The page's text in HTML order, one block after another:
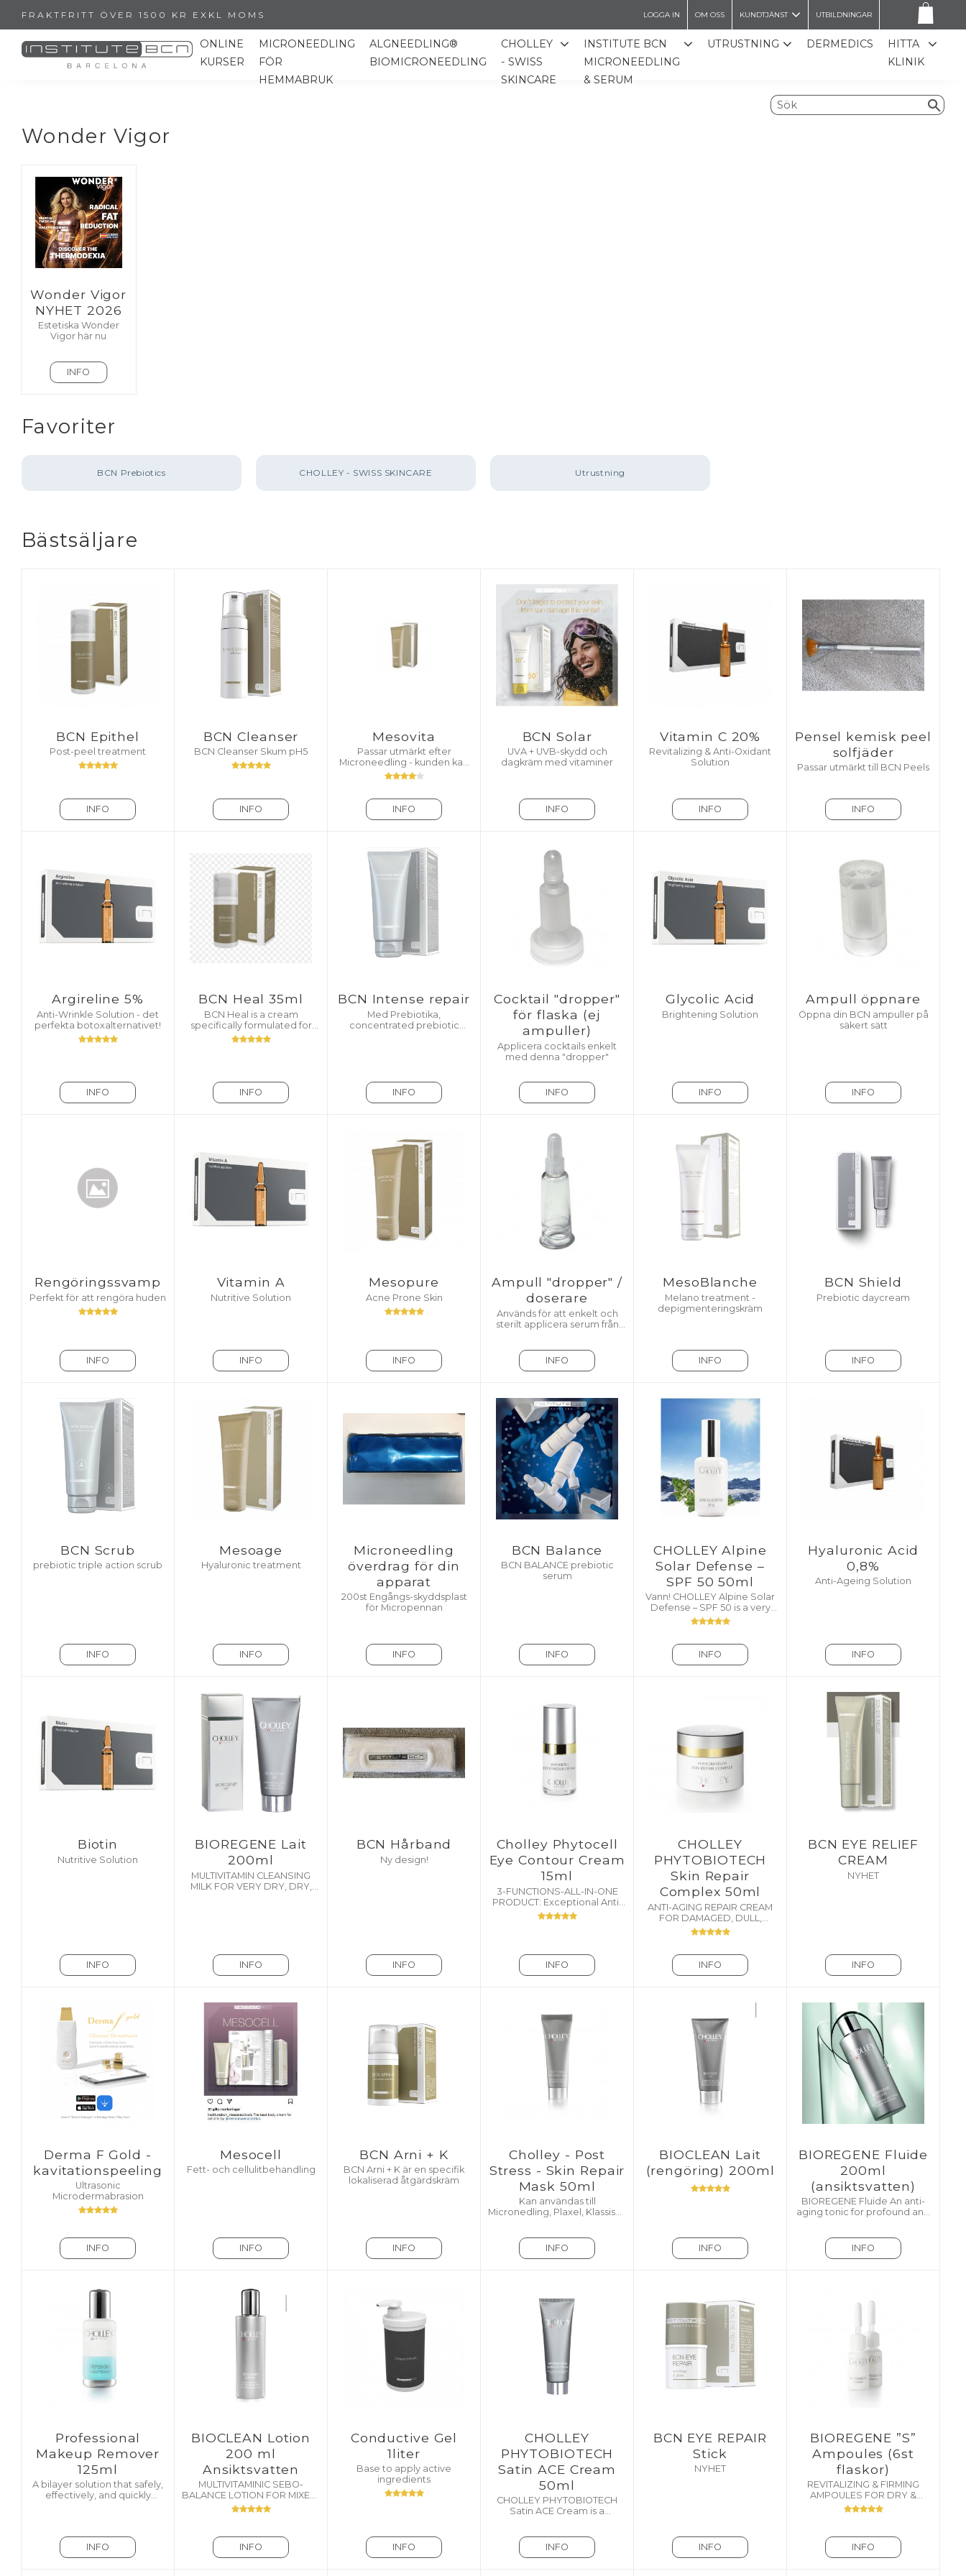
FRAKTFRITT ÖVER 1500 KR EXKL MOMS LOGGA IN OM OSS KUNDTJÄNST UTBILDNINGAR
ONLINE
KURSER
MICRONEEDLING
FÖR
HEMMABRUK
ALGNEEDLING®
BIOMICRONEEDLING
CHOLLEY
- SWISS
SKINCARE
INSTITUTE BCN
MICRONEEDLING
& SERUM
UTRUSTNING DERMEDICS
HITTA
KLINIK
Wonder Vigor
Wonder Vigor
NYHET 2026
Estetiska Wonder
Vigor här nu
INFO
Favoriter
BCN Prebiotics CHOLLEY - SWISS SKINCARE Utrustning
Bästsäljare
BCN Epithel
Post-peel treatment
INFO
BCN Cleanser
BCN Cleanser Skum pH5
INFO
Mesovita
Passar utmärkt efter
Microneedling - kunden kan
köpa med sig hem
INFO
BCN Solar
UVA + UVB-skydd och
dagkräm med vitaminer
INFO
Vitamin C 20%
Revitalizing & Anti-Oxidant
Solution
INFO
Pensel kemisk peel
solfjäder
Passar utmärkt till BCN Peels
INFO
Argireline 5%
Anti-Wrinkle Solution - det
perfekta botoxalternativet!
INFO
BCN Heal 35ml
BCN Heal is a cream
specifically formulated for
use after mechanical
INFO
BCN Intense repair
Med Prebiotika,
concentrated prebiotic
INFO
Cocktail "dropper"
för flaska (ej
ampuller)
Applicera cocktails enkelt
med denna "dropper"
INFO
Glycolic Acid
Brightening Solution
INFO
Ampull öppnare
Öppna din BCN ampuller på
säkert sätt
INFO
Rengöringssvamp
Perfekt för att rengöra huden
INFO
Vitamin A
Nutritive Solution
INFO
Mesopure
Acne Prone Skin
INFO
Ampull "dropper" /
doserare
Används för att enkelt och
sterilt applicera serum från
INFO
MesoBlanche
Melano treatment -
depigmenteringskräm
INFO
BCN Shield
Prebiotic daycream
INFO
BCN Scrub
prebiotic triple action scrub
INFO
Mesoage
Hyaluronic treatment
INFO
Microneedling
överdrag för din
apparat
200st Engångs-skyddsplast
för Micropennan
INFO
BCN Balance
BCN BALANCE prebiotic
serum
INFO
CHOLLEY Alpine
Solar Defense –
SPF 50 50ml
Vann! CHOLLEY Alpine Solar
Defense – SPF 50 is a very
effective antioxidant
solar radiations.
INFO
Hyaluronic Acid
0,8%
Anti-Ageing Solution
INFO
Biotin
Nutritive Solution
INFO
BIOREGENE Lait
200ml
MULTIVITAMIN CLEANSING
MILK FOR VERY DRY, DRY,
INFO
BCN Hårband
Ny design!
INFO
Cholley Phytocell
Eye Contour Cream
15ml
3-FUNCTIONS-ALL-IN-ONE
PRODUCT: Exceptional Anti-
Wrinkles, Anti-Puffiness, and
Anti-Dark Circles Actions.
INFO
CHOLLEY
PHYTOBIOTECH
Skin Repair
Complex 50ml
ANTI-AGING REPAIR CREAM
FOR DAMAGED, DULL,
STRESSED, AND TIRED SKIN
INFO
BCN EYE RELIEF
CREAM
NYHET
INFO
Derma F Gold -
kavitationspeeling
Ultrasonic
Microdermabrasion
INFO
Mesocell
Fett- och cellulitbehandling
INFO
BCN Arni + K
BCN Arni + K är en specifik
lokaliserad åtgärdskräm
INFO
Cholley - Post
Stress - Skin Repair
Mask 50ml
Kan användas till
Micronedling, Plaxel, Klassiska
INFO
BIOCLEAN Lait
(rengöring) 200ml
INFO
BIOREGENE Fluide
200ml
(ansiktsvatten)
BIOREGENE Fluide An anti-
aging tonic for profound and
very dry skin.
INFO
Professional
Makeup Remover
125ml
A bilayer solution that safely,
effectively, and quickly
INFO
BIOCLEAN Lotion
200 ml
Ansiktsvatten
MULTIVITAMINIC SEBO-
BALANCE LOTION FOR MIXED,
IMPURE & OILY SKIN
INFO
Conductive Gel
1liter
Base to apply active
ingredients
INFO
CHOLLEY
PHYTOBIOTECH
Satin ACE Cream
50ml
CHOLLEY PHYTOBIOTECH
Satin ACE Cream is a
Anti-Inflammatory.
INFO
BCN EYE REPAIR
Stick
NYHET
INFO
BIOREGENE ”S”
Ampoules (6st
flaskor)
REVITALIZING & FIRMING
AMPOULES FOR DRY &
DEHYDRATED SKIN
INFO